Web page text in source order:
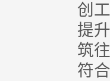
创
提
筑
符